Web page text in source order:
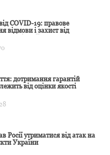
COVID-19: правове
відмови і захист від
дотримання гарантій
від оцінки якості
Росії утриматися від атак на
України